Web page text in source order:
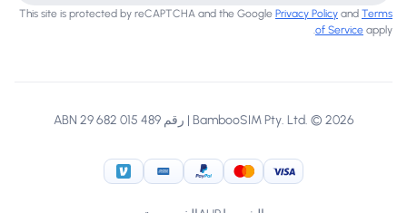
This site is protected by reCAPTCHA and the Google Privacy Policy and Terms
of Service apply.
BambooSIM Pty. Ltd. © 2026 | رقم ABN 29 682 015 489
Visa
MasterCard
PayPal
American Express
Venmo